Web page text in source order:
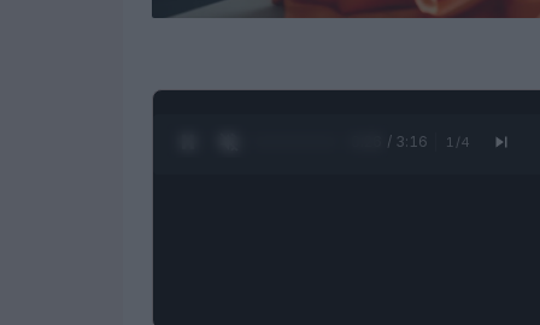
0:27 / 3:16 1 /4